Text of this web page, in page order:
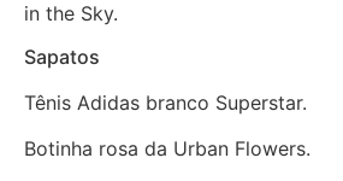
in the Sky.
Sapatos
Tênis Adidas branco Superstar.
Botinha rosa da Urban Flowers.